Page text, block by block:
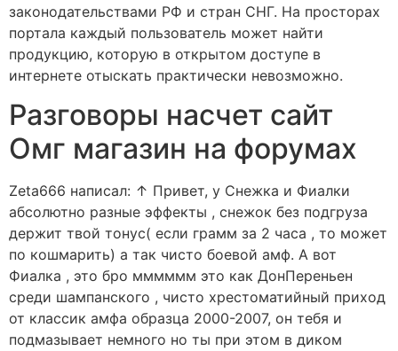
законодательствами РФ и стран СНГ. На просторах
портала каждый пользователь может найти
продукцию, которую в открытом доступе в
интернете отыскать практически невозможно.
Разговоры насчет сайт
Омг магазин на форумах
Zeta666 написал: ↑ Привет, у Снежка и Фиалки
абсолютно разные эффекты , снежок без подгруза
держит твой тонус( если грамм за 2 часа , то может
по кошмарить) а так чисто боевой амф. А вот
Фиалка , это бро мммммм это как ДонПереньен
среди шампанского , чисто хрестоматийный приход
от классик амфа образца 2000-2007, он тебя и
подмазывает немного но ты при этом в диком